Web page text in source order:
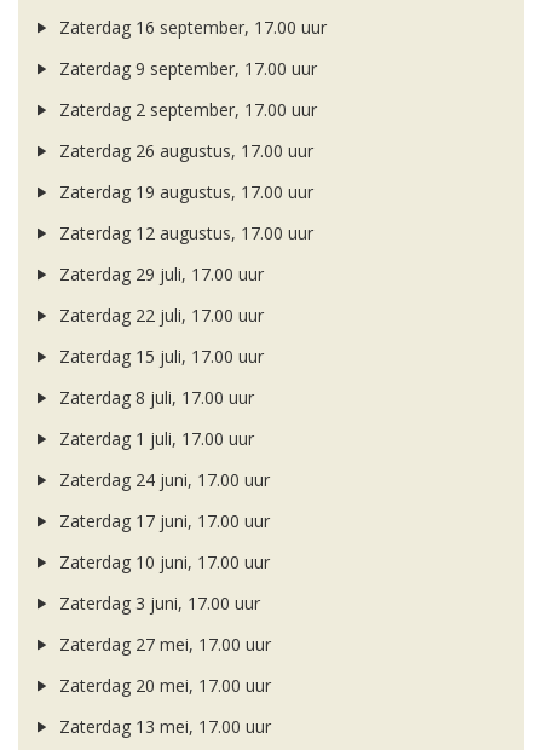
Zaterdag 16 september, 17.00 uur
Zaterdag 9 september, 17.00 uur
Zaterdag 2 september, 17.00 uur
Zaterdag 26 augustus, 17.00 uur
Zaterdag 19 augustus, 17.00 uur
Zaterdag 12 augustus, 17.00 uur
Zaterdag 29 juli, 17.00 uur
Zaterdag 22 juli, 17.00 uur
Zaterdag 15 juli, 17.00 uur
Zaterdag 8 juli, 17.00 uur
Zaterdag 1 juli, 17.00 uur
Zaterdag 24 juni, 17.00 uur
Zaterdag 17 juni, 17.00 uur
Zaterdag 10 juni, 17.00 uur
Zaterdag 3 juni, 17.00 uur
Zaterdag 27 mei, 17.00 uur
Zaterdag 20 mei, 17.00 uur
Zaterdag 13 mei, 17.00 uur